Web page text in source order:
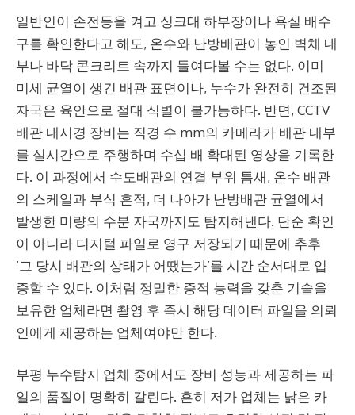
일반인이 손전등을 켜고 싱크대 하부장이나 욕실 배수
구를 확인한다고 해도, 온수와 난방배관이 놓인 벽체 내
부나 바닥 콘크리트 속까지 들여다볼 수는 없다. 이미
미세 균열이 생긴 배관 표면이나, 누수가 완전히 건조된
자국은 육안으로 절대 식별이 불가능하다. 반면, CCTV
배관 내시경 장비는 직경 수 mm의 카메라가 배관 내부
를 실시간으로 주행하며 수십 배 확대된 영상을 기록한
다. 이 과정에서 수도배관의 연결 부위 틈새, 온수 배관
의 스케일과 부식 흔적, 더 나아가 난방배관 균열에서
발생한 미량의 수분 자국까지도 탐지해낸다. 단순 확인
이 아니라 디지털 파일로 영구 저장되기 때문에 추후
‘그 당시 배관의 상태가 어땠는가’를 시간 순서대로 입
증할 수 있다. 이처럼 정밀한 증적 능력을 갖춘 기술을
보유한 업체라면 촬영 후 즉시 해당 데이터 파일을 의뢰
인에게 제공하는 업체여야만 한다.
부평 누수탐지 업체 중에서도 장비 성능과 제공하는 파
일의 품질이 명확히 갈린다. 흔히 저가 업체는 낡은 카